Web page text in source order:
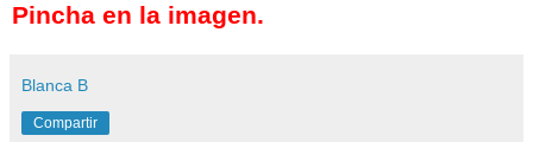
Pincha en la imagen.
Blanca B
Compartir